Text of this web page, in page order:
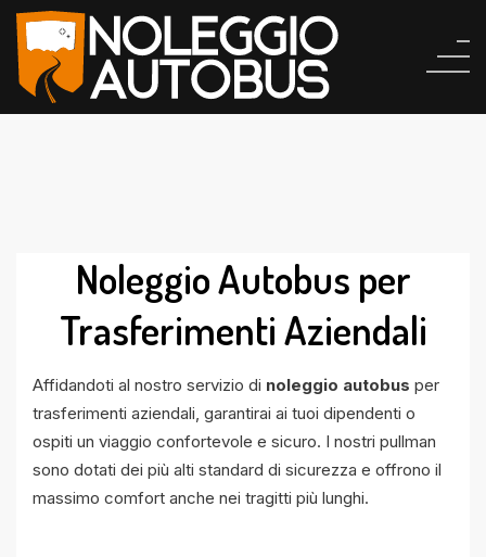
Noleggio Autobus per
Trasferimenti Aziendali
Affidandoti al nostro servizio di noleggio autobus per
trasferimenti aziendali, garantirai ai tuoi dipendenti o
ospiti un viaggio confortevole e sicuro. I nostri pullman
sono dotati dei più alti standard di sicurezza e offrono il
massimo comfort anche nei tragitti più lunghi.